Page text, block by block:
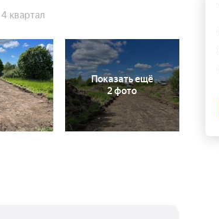
4 квартал
Показать ещё
2 фото